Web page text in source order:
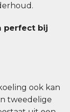
perfect bij
ook kan
tweedelige